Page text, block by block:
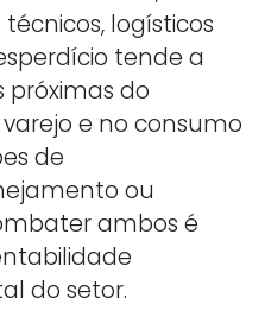
logísticos
tende a
próximas do
e no consumo
de
ou
ambos é
do setor.